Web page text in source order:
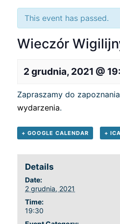
This event has passed.
Wieczór
2 grudnia, 2021 @
Zapraszamy do
wydarzenia.
+ GOOGLE CALENDAR +
Details
Date:
2 grudnia, 2021
Time:
19:30